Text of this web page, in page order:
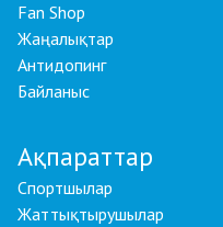
Fan Shop
Жаңалықтар
Антидопинг
Байланыс
Ақпараттар
Спортшылар
Жаттықтырушылар